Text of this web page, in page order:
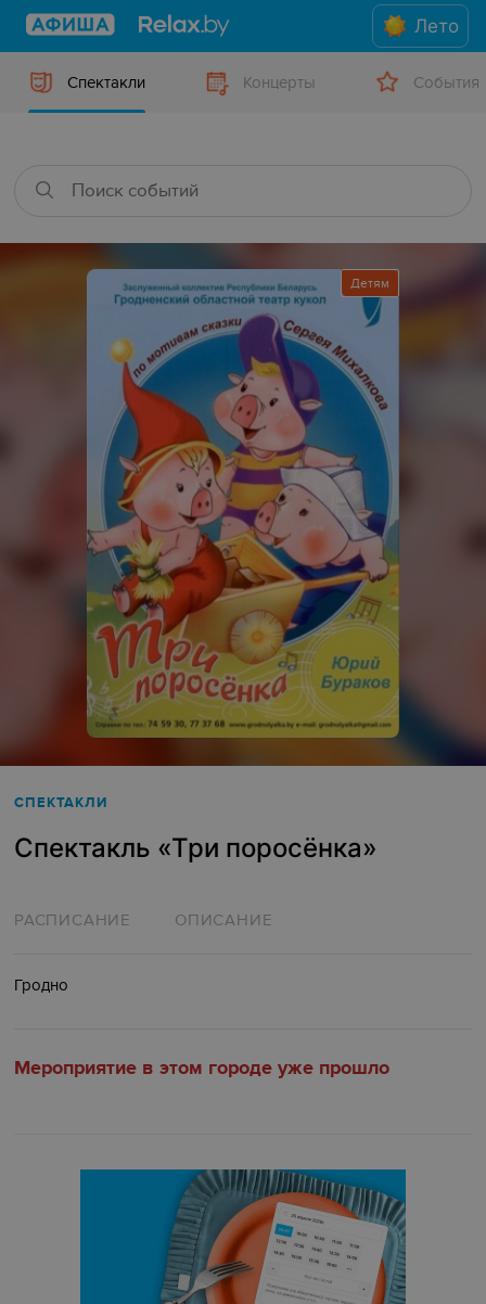
Лето
Спектакли Концерты События
Детям
СПЕКТАКЛИ
Спектакль «Три поросёнка»
РАСПИСАНИЕ ОПИСАНИЕ
Гродно
Мероприятие в этом городе уже прошло